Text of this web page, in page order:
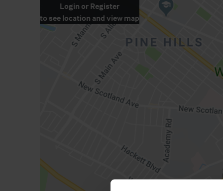
Login or Register
to see location and view map